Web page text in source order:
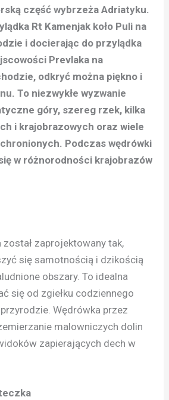
część wybrzeża Adriatyku.
Rt Kamenjak koło Puli na
i docierając do przylądka
Prevlaka na
odkryć można piękno i
To niezwykłe wyzwanie
góry, szereg rzek, kilka
i krajobrazowych oraz wiele
Podczas wędrówki
w różnorodności krajobrazów
został zaprojektowany tak,
się samotnością i dzikością
obszary. To idealna
się od zgiełku codziennego
Wędrówka przez
malowniczych dolin
zapierających dech w